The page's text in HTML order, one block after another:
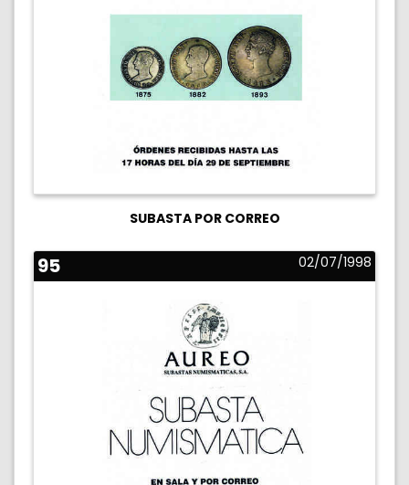
SUBASTA POR CORREO
95 02/07/1998